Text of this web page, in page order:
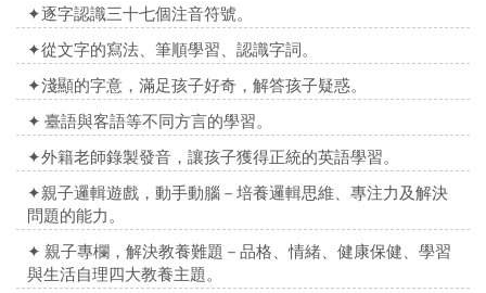
✦逐字認識三十七個注音符號。
✦從文字的寫法、筆順學習、認識字詞。
✦淺顯的字意，滿足孩子好奇，解答孩子疑惑。
✦ 臺語與客語等不同方言的學習。
✦外籍老師錄製發音，讓孩子獲得正統的英語學習。
✦親子邏輯遊戲，動手動腦－培養邏輯思維、專注力及解決
問題的能力。
✦ 親子專欄，解決教養難題－品格、情緒、健康保健、學習
與生活自理四大教養主題。